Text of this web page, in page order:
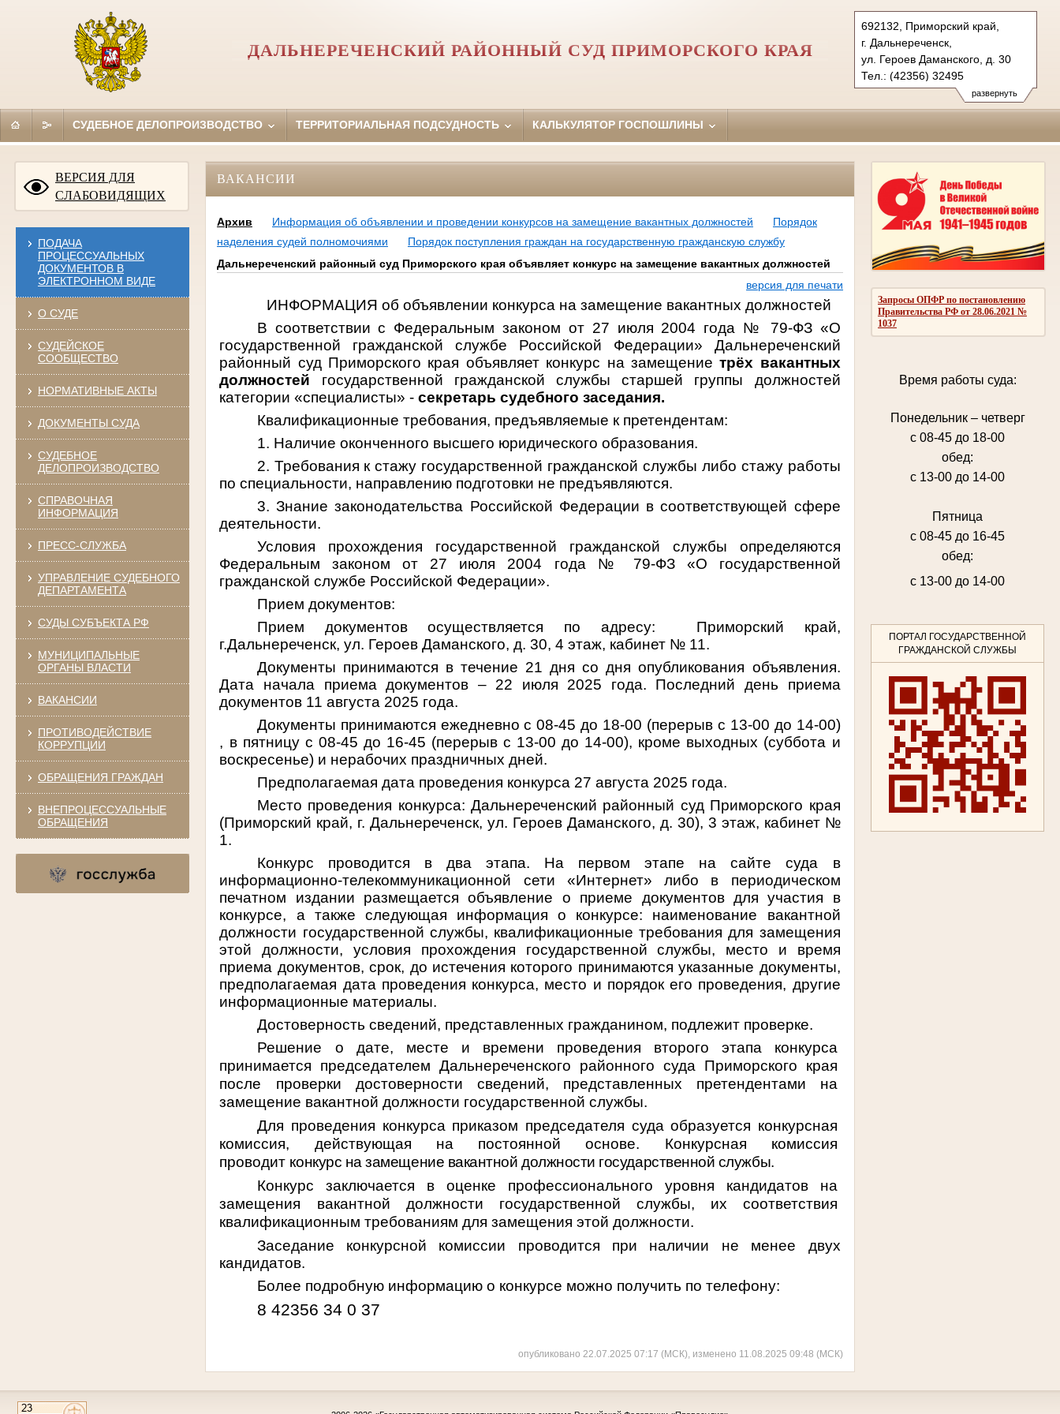
развернуть
692132, Приморский край,
г. Дальнереченск,
ул. Героев Даманского, д. 30
Тел.: (42356) 32495
dalnerechensky.prm@sudrf.ru
ДАЛЬНЕРЕЧЕНСКИЙ РАЙОННЫЙ СУД ПРИМОРСКОГО КРАЯ
СУДЕБНОЕ ДЕЛОПРОИЗВОДСТВО ТЕРРИТОРИАЛЬНАЯ ПОДСУДНОСТЬ КАЛЬКУЛЯТОР ГОСПОШЛИНЫ
ВЕРСИЯ ДЛЯ
СЛАБОВИДЯЩИХ
ПОДАЧА
ПРОЦЕССУАЛЬНЫХ
ДОКУМЕНТОВ В
ЭЛЕКТРОННОМ ВИДЕ
О СУДЕ
СУДЕЙСКОЕ
СООБЩЕСТВО
НОРМАТИВНЫЕ АКТЫ
ДОКУМЕНТЫ СУДА
СУДЕБНОЕ
ДЕЛОПРОИЗВОДСТВО
СПРАВОЧНАЯ
ИНФОРМАЦИЯ
ПРЕСС-СЛУЖБА
УПРАВЛЕНИЕ СУДЕБНОГО
ДЕПАРТАМЕНТА
СУДЫ СУБЪЕКТА РФ
МУНИЦИПАЛЬНЫЕ
ОРГАНЫ ВЛАСТИ
ВАКАНСИИ
ПРОТИВОДЕЙСТВИЕ
КОРРУПЦИИ
ОБРАЩЕНИЯ ГРАЖДАН
ВНЕПРОЦЕССУАЛЬНЫЕ
ОБРАЩЕНИЯ
Запросы ОПФР по постановлению
Правительства РФ от 28.06.2021 №
1037
Время работы суда:
Понедельник – четверг
с 08-45 до 18-00
обед:
с 13-00 до 14-00
Пятница
с 08-45 до 16-45
обед:
с 13-00 до 14-00
ПОРТАЛ ГОСУДАРСТВЕННОЙ
ГРАЖДАНСКОЙ СЛУЖБЫ
ВАКАНСИИ
Архив Информация об объявлении и проведении конкурсов на замещение вакантных должностей
Порядок
наделения судей полномочиями
Порядок поступления граждан на государственную гражданскую службу
Дальнереченский районный суд Приморского края объявляет конкурс на замещение вакантных должностей
версия для печати
ИНФОРМАЦИЯ об объявлении конкурса на замещение вакантных должностей
В соответствии с Федеральным законом от 27 июля 2004 года № 79-ФЗ «О
государственной гражданской службе Российской Федерации» Дальнереченский
районный суд Приморского края объявляет конкурс на замещениетрёх вакантных
должностей государственной гражданской службы старшей группы должностей
категории «специалисты» -секретарь судебного заседания.
Квалификационные требования, предъявляемые к претендентам:
1. Наличие оконченного высшего юридического образования.
2. Требования к стажу государственной гражданской службы либо стажу работы
по специальности, направлению подготовки не предъявляются.
3. Знание законодательства Российской Федерации в соответствующей сфере
деятельности.
Условия прохождения государственной гражданской службы определяются
Федеральным законом от 27 июля 2004 года № 79-ФЗ «О государственной
гражданской службе Российской Федерации».
Прием документов:
Прием документов осуществляется по адресу: Приморский край,
г.Дальнереченск, ул. Героев Даманского, д. 30, 4 этаж, кабинет № 11.
Документы принимаются в течение 21 дня со дня опубликования объявления.
Дата начала приема документов – 22 июля 2025 года. Последний день приема
документов 11 августа 2025 года.
Документы принимаются ежедневно с 08-45 до 18-00 (перерыв с 13-00 до 14-00)
, в пятницу с 08-45 до 16-45 (перерыв с 13-00 до 14-00), кроме выходных (суббота и
воскресенье) и нерабочих праздничных дней.
Предполагаемая дата проведения конкурса 27 августа 2025 года.
Место проведения конкурса: Дальнереченский районный суд Приморского края
(Приморский край, г. Дальнереченск, ул. Героев Даманского, д. 30), 3 этаж, кабинет №
1.
Конкурс проводится в два этапа. На первом этапе на сайте суда в
информационно-телекоммуникационной сети «Интернет» либо в периодическом
печатном издании размещается объявление о приеме документов для участия в
конкурсе, а также следующая информация о конкурсе: наименование вакантной
должности государственной службы, квалификационные требования для замещения
этой должности, условия прохождения государственной службы, место и время
приема документов, срок, до истечения которого принимаются указанные документы,
предполагаемая дата проведения конкурса, место и порядок его проведения, другие
информационные материалы.
Достоверность сведений, представленных гражданином, подлежит проверке.
Решение о дате, месте и времени проведения второго этапа конкурса
принимается председателем Дальнереченского районного суда Приморского края
после проверки достоверности сведений, представленных претендентами на
замещение вакантной должности государственной службы.
Для проведения конкурса приказом председателя суда образуется конкурсная
комиссия, действующая на постоянной основе. Конкурсная комиссия
проводит конкурс на замещение вакантной должности государственной службы.
Конкурс заключается в оценке профессионального уровня кандидатов на
замещения вакантной должности государственной службы, их соответствия
квалификационным требованиям для замещения этой должности.
Заседание конкурсной комиссии проводится при наличии не менее двух
кандидатов.
Более подробную информацию о конкурсе можно получить по телефону:
8 42356 34 0 37
опубликовано 22.07.2025 07:17 (МСК), изменено 11.08.2025 09:48 (МСК)